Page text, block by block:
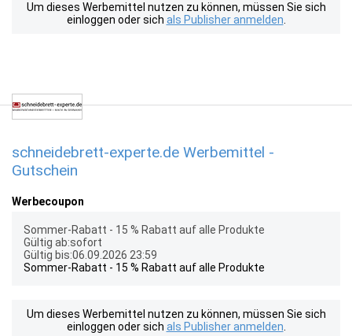
Um dieses Werbemittel nutzen zu können, müssen Sie sich
einloggen oder sich als Publisher anmelden
schneidebrett-experte.de Werbemittel -
Gutschein
Werbecoupon
Sommer-Rabatt - 15 % Rabatt auf alle Produkte
Gültig ab:sofort
Gültig bis:06.09.2026 23:59
Sommer-Rabatt - 15 % Rabatt auf alle Produkte
Um dieses Werbemittel nutzen zu können, müssen Sie sich
einloggen oder sich als Publisher anmelden